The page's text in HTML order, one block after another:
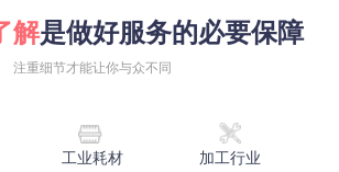
解是做好服务的必要保障
注重细节才能让你与众不同
工业耗材 加工行业